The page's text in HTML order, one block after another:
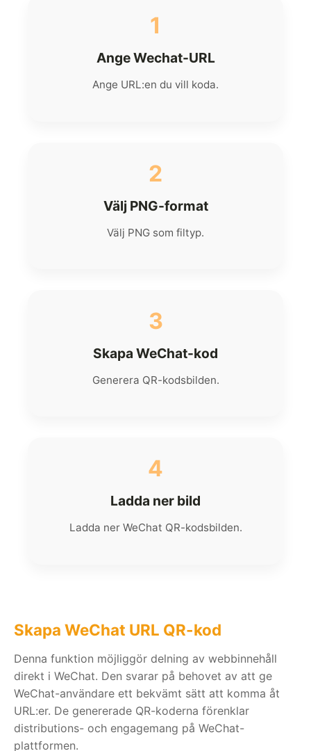
1
Ange Wechat-URL
Ange URL:en du vill koda.
2
Välj PNG-format
Välj PNG som filtyp.
3
Skapa WeChat-kod
Generera QR-kodsbilden.
4
Ladda ner bild
Ladda ner WeChat QR-kodsbilden.
Skapa WeChat URL QR-kod
Denna funktion möjliggör delning av webbinnehåll
direkt i WeChat. Den svarar på behovet av att ge
WeChat-användare ett bekvämt sätt att komma åt
URL:er. De genererade QR-koderna förenklar
distributions- och engagemang på WeChat-
plattformen.